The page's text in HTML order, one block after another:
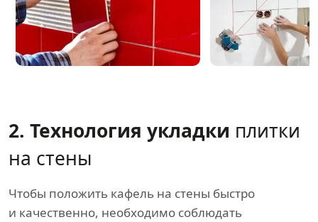
2. Технология укладки плитки
на стены
Чтобы положить кафель на стены быстро
и качественно, необходимо соблюдать